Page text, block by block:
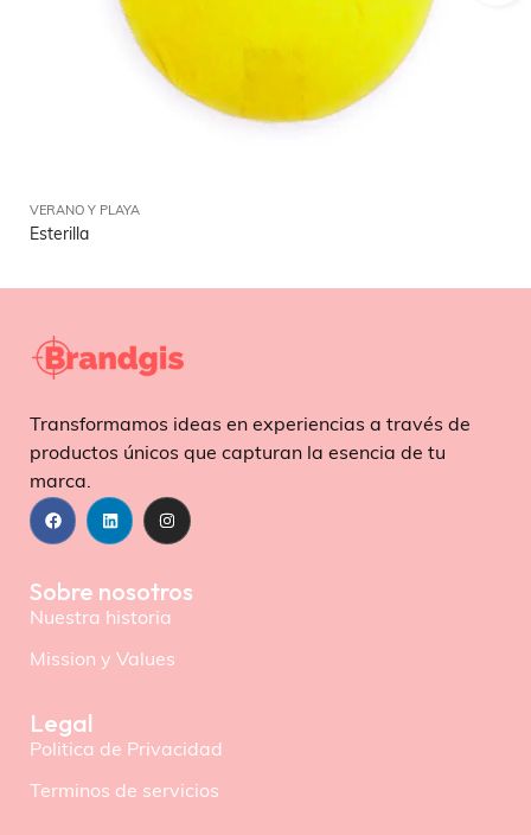
VERANO Y PLAYA
Esterilla
Transformamos ideas en experiencias a través de
productos únicos que capturan la esencia de tu
marca.
Sobre nosotros
Nuestra historia
Mission y Values
Legal
Politica de Privacidad
Terminos de servicios